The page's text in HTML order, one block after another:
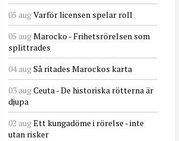
05 augVarför licensen spelar roll
05 augMarocko - Frihetsrörelsen som
splittrades
04 augSå ritades Marockos karta
03 augCeuta - De historiska rötterna är
djupa
02 augEtt kungadöme i rörelse - inte
utan risker